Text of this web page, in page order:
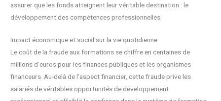
assurer que les fonds atteignent leur véritable destination : le
développement des compétences professionnelles.
Impact économique et social sur la vie quotidienne
Le coût de la fraude aux formations se chiffre en centaines de
millions d’euros pour les finances publiques et les organismes
financeurs. Au-delà de l’aspect financier, cette fraude prive les
salariés de véritables opportunités de développement